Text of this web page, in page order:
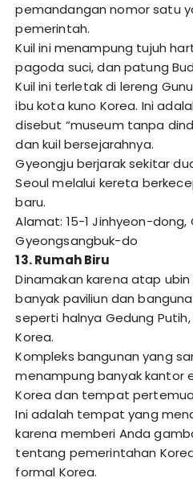
pemandangan nomor satu
pemerintah.
Kuil ini menampung tujuh
pagoda suci, dan patung
Kuil ini terletak di lereng
ibu kota kuno Korea. Ini
disebut “museum tanpa
dan kuil bersejarahnya.
Gyeongju berjarak sekitar
Seoul melalui kereta
baru.
Alamat: 15-1 Jinhyeon-dong,
Gyeongsangbuk-do
13. Rumah Biru
Dinamakan karena atap
banyak paviliun dan
seperti halnya Gedung
Korea.
Kompleks bangunan yang
menampung banyak kantor
Korea dan tempat
Ini adalah tempat yang
karena memberi Anda
tentang pemerintahan
formal Korea.